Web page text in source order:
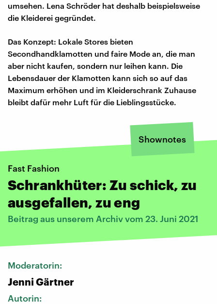
umsehen. Lena Schröder hat deshalb beispielsweise
die Kleiderei gegründet.
Das Konzept: Lokale Stores bieten
Secondhandklamotten und faire Mode an, die man
aber nicht kaufen, sondern nur leihen kann. Die
Lebensdauer der Klamotten kann sich so auf das
Maximum erhöhen und im Kleiderschrank Zuhause
bleibt dafür mehr Luft für die Lieblingsstücke.
Shownotes
Fast Fashion
Schrankhüter: Zu schick, zu
ausgefallen, zu eng
Beitrag aus unserem Archiv vom 23. Juni 2021
Moderatorin:
Jenni Gärtner
Autorin: